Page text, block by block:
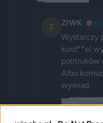
Z ZIWK 🎯
Wystarczy
kurd**el
politruków
Albo
wywiad.